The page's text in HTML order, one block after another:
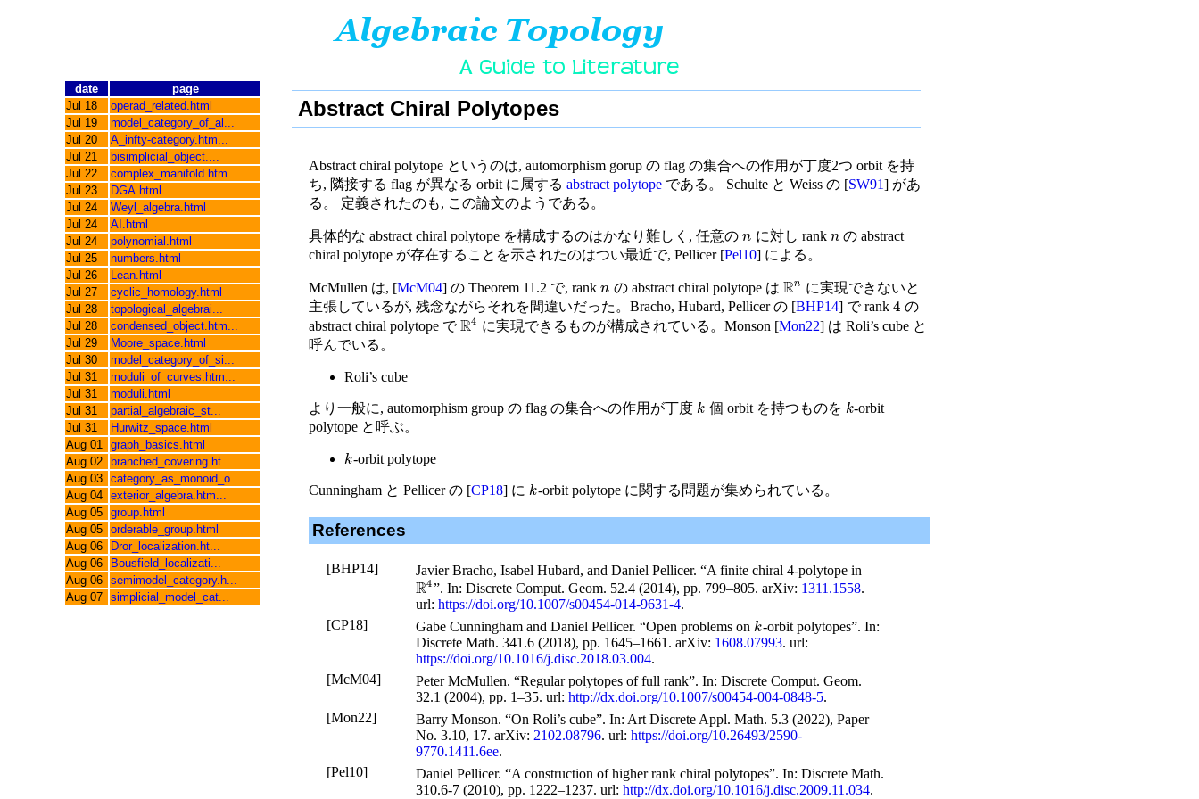
date
page
Jul 18
operad_related.html
Jul 19
model_category_of_al...
Jul 20
A_infty-category.htm...
Jul 21
bisimplicial_object....
Jul 22
complex_manifold.htm...
Jul 23
DGA.html
Jul 24
Weyl_algebra.html
Jul 24
AI.html
Jul 24
polynomial.html
Jul 25
numbers.html
Jul 26
Lean.html
Jul 27
cyclic_homology.html
Jul 28
topological_algebrai...
Jul 28
condensed_object.htm...
Jul 29
Moore_space.html
Jul 30
model_category_of_si...
Jul 31
moduli_of_curves.htm...
Jul 31
moduli.html
Jul 31
partial_algebraic_st...
Jul 31
Hurwitz_space.html
Aug 01
graph_basics.html
Aug 02
branched_covering.ht...
Aug 03
category_as_monoid_o...
Aug 04
exterior_algebra.htm...
Aug 05
group.html
Aug 05
orderable_group.html
Aug 06
Dror_localization.ht...
Aug 06
Bousfield_localizati...
Aug 06
semimodel_category.h...
Aug 07
simplicial_model_cat...
Abstract Chiral Polytopes
Abstract chiral polytope というのは, automorphism gorup の flag の集合への作用が丁度2つ orbit を持
ち, 隣接する flag が異なる orbit に属するabstract polytope である。 Schulte と Weiss の [SW91] があ
る。 定義されたのも, この論文のようである。
具体的な abstract chiral polytope を構成するのはかなり難しく, 任意のn に対し rank n の abstract
chiral polytope が存在することを示されたのはつい最近で, Pellicer [Pel10] による。
McMullen は, [McM04] の Theorem 11.2 で, rankn の abstract chiral polytope は Rn に実現できないと
主張しているが, 残念ながらそれを間違いだった。Bracho, Hubard, Pellicer の [BHP14] で rank4 の
abstract chiral polytope でR4 に実現できるものが構成されている。Monson [Mon22] は Roli’s cube と
呼んでいる。
Roli’s cube
より一般に, automorphism group の flag の集合への作用が丁度 k 個 orbit を持つものを k-orbit
polytope と呼ぶ。
k-orbit polytope
Cunningham と Pellicer の [CP18] に k-orbit polytope に関する問題が集められている。
References
[BHP14] Javier Bracho, Isabel Hubard, and Daniel Pellicer. “A finite chiral 4-polytope in
R4”. In:Discrete Comput. Geom. 52.4 (2014), pp. 799–805. arXiv: 1311.1558.
url:https://doi.org/10.1007/s00454-014-9631-4.
[CP18]
Gabe Cunningham and Daniel Pellicer. “Open problems on k-orbit polytopes”. In:
Discrete Math.341.6 (2018), pp. 1645–1661. arXiv: 1608.07993.url:
https://doi.org/10.1016/j.disc.2018.03.004.
[McM04]
Peter McMullen. “Regular polytopes of full rank”. In:Discrete Comput. Geom.
32.1 (2004), pp. 1–35.url:http://dx.doi.org/10.1007/s00454-004-0848-5.
[Mon22]
Barry Monson. “On Roli’s cube”. In: Art Discrete Appl. Math. 5.3 (2022), Paper
No. 3.10, 17. arXiv: 2102.08796.url:https://doi.org/10.26493/2590-
9770.1411.6ee.
[Pel10]
Daniel Pellicer. “A construction of higher rank chiral polytopes”. In:Discrete Math.
310.6-7 (2010), pp. 1222–1237.url:http://dx.doi.org/10.1016/j.disc.2009.11.034.